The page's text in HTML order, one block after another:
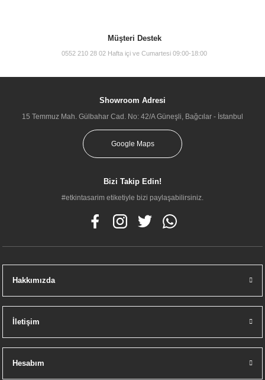
Vitra 60836 Sento Lavabo Dolabı 80 Cm Çift Çekm.Mat Antrasit
33.500,00 TL
Müşteri Destek
0552 210 28 02 Hafta içi ve Cumartesi 09:00-18:00
Showroom Adresi
15 Temmuz Mah. Gülbahar Cad. No: 42/A Güneşli, Bağcılar - İstanbul
Google Maps
Bizi Takip Edin!
#etkintasarim etiketiyle bizi paylaşabilirsiniz.
Hakkımızda
İletişim
Hesabım